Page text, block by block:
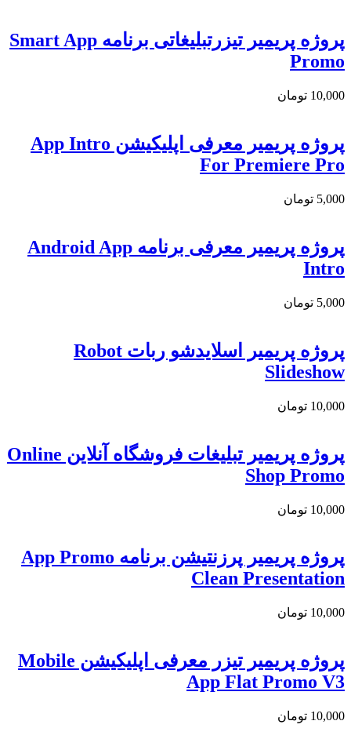
پروژه پریمیر تیزرتبلیغاتی برنامه Smart App
Promo
10,000 تومان
پروژه پریمیر معرفی اپلیکیشن App Intro
For Premiere Pro
5,000 تومان
پروژه پریمیر معرفی برنامه Android App
Intro
5,000 تومان
پروژه پریمیر اسلایدشو ربات Robot
Slideshow
10,000 تومان
پروژه پریمیر تبلیغات فروشگاه آنلاین Online
Shop Promo
10,000 تومان
پروژه پریمیر پرزنتیشن برنامه App Promo
Clean Presentation
10,000 تومان
پروژه پریمیر تیزر معرفی اپلیکیشن Mobile
App Flat Promo V3
10,000 تومان